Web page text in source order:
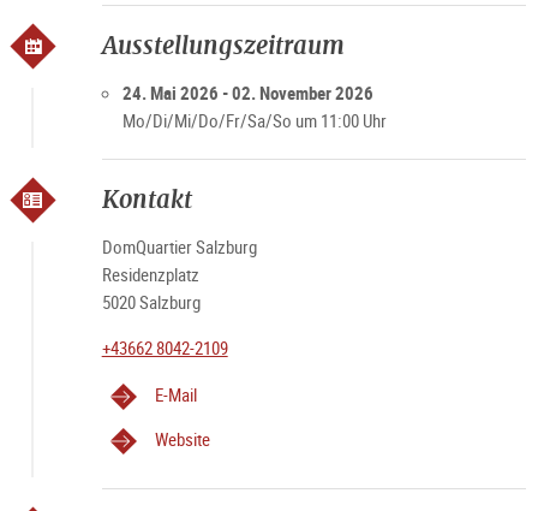
Ausstellungszeitraum
24. Mai 2026 - 02. November 2026
Mo/Di/Mi/Do/Fr/Sa/So um 11:00 Uhr
Kontakt
DomQuartier Salzburg
Residenzplatz
5020 Salzburg
+43662 8042-2109
E-Mail
Website